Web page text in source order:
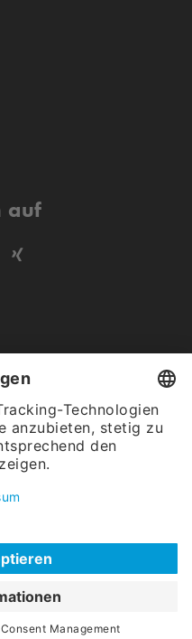
auf
sowie Einzel- &